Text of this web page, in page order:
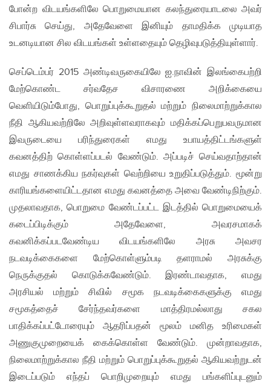
போன்ற விடயங்களிலே பொறுமையான கலந்துரையாடலை அவர்
சிபார்சு செய்து, அதேவேளை இனியும் தாமதிக்க முடியாத
உடனடியான சில விடயங்கள் உள்ளதையும் தெழிவுபடுத்தியுள்ளார்.
செப்டெம்பர் 2015 அண்டிவருகையிலே ஐ.நாவின் இலங்கைபற்றி
மேற்கொண்ட சர்வதேச விசாரணை அறிக்கையை
வெளியிடும்போது, பொறுப்புக்கூறுதல் மற்றும் நிலைமாற்றுக்கால
நீதி ஆகியவற்றிலே அறிவுள்ளவராகவும் மதிக்கப்பெறுபவருமான
இவருடையை பரிந்துரைகள் எமது உபாயத்திட்டங்களுள்
கவனத்திற் கொள்ளப்படல் வேண்டும். அப்படிச் செய்வதாற்தான்
எமது சாணக்கிய நகர்வுகள் வெற்றியை உறுதிப்படுத்தும். மூன்று
காரியங்களையிட்டதான எமது கவனத்தை அவை வேண்டிநிற்கும்.
முதலாவதாக, பொறுமை வேண்டப்பட்ட இடத்தில் பொறுமையைக்
கடைப்பிடிக்கும் அதேவேளை, அவரசமாகக்
கவனிக்கப்படவேண்டிய விடயங்களிலே அரசு அவசர
நடவடிக்கைகளை மேற்கொள்ளும்படி தளராமல் அரசுக்கு
நெருக்குதல் கொடுக்கவேண்டும். இரண்டாவதாக, எமது
அரசியல் மற்றும் சிவில் சமூக நடவடிக்கைகளுக்கு எமது
சமூகத்தைச் சேர்ந்தவர்களை மாத்திரமல்லாது சகல
பாதிக்கப்பட்டோரையும் ஆதரிப்பதன் மூலம் மனித உரிமைகள்
அணுகுமுறையைக் கைக்கொள்ள வேண்டும். முன்றாவதாக,
நிலைமாற்றுக்கால நீதி மற்றும் பொறுப்புக்கூறுதல் ஆகியவற்றுடன்
இடைப்படும் எந்தப் பொறிமுறையும் எமது பங்களிப்புடனும்